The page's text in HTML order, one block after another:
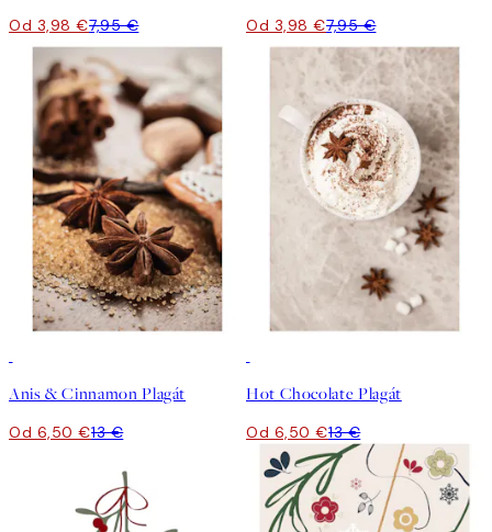
Od 3,98 €7,95 € Od 3,98 €7,95 €
Anis & Cinnamon Plagát
Od 6,50 €13 €
Hot Chocolate Plagát
Od 6,50 €13 €